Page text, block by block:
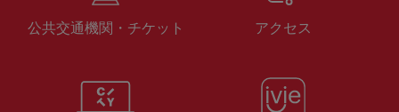
公共交通機関・チケット アクセス